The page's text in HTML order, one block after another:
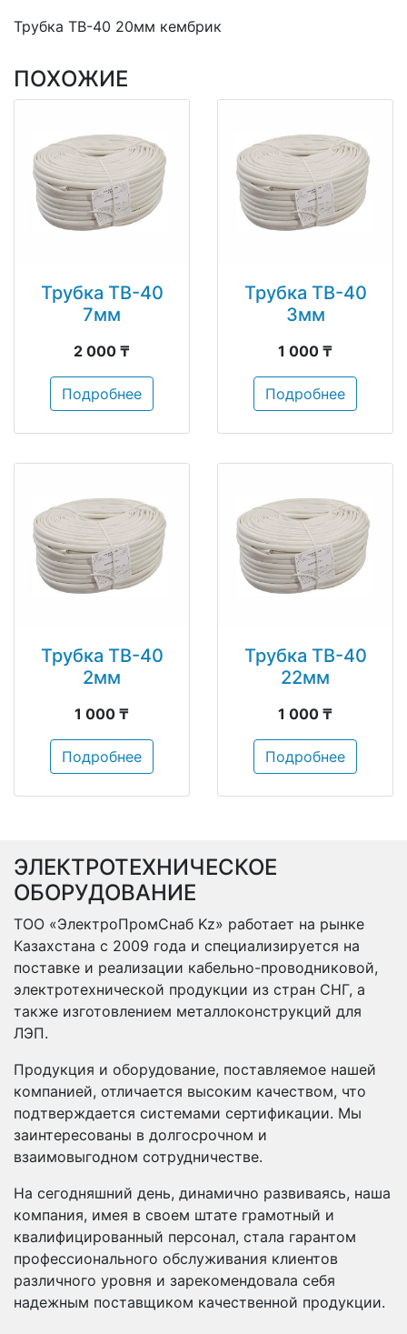
Трубка ТВ-40 20мм кембрик
ПОХОЖИЕ
Трубка ТВ-40
7мм
2 000 ₸
Подробнее
Трубка ТВ-40
3мм
1 000 ₸
Подробнее
Трубка ТВ-40
2мм
1 000 ₸
Подробнее
Трубка ТВ-40
22мм
1 000 ₸
Подробнее
ЭЛЕКТРОТЕХНИЧЕСКОЕ
ОБОРУДОВАНИЕ
ТОО «ЭлектроПромСнаб Kz» работает на рынке
Казахстана с 2009 года и специализируется на
поставке и реализации кабельно-проводниковой,
электротехнической продукции из стран СНГ, а
также изготовлением металлоконструкций для
ЛЭП.
Продукция и оборудование, поставляемое нашей
компанией, отличается высоким качеством, что
подтверждается системами сертификации. Мы
заинтересованы в долгосрочном и
взаимовыгодном сотрудничестве.
На сегодняшний день, динамично развиваясь, наша
компания, имея в своем штате грамотный и
квалифицированный персонал, стала гарантом
профессионального обслуживания клиентов
различного уровня и зарекомендовала себя
надежным поставщиком качественной продукции.